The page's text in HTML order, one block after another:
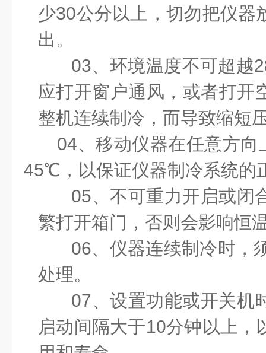
少30公分以上 ，切勿把仪器
出。
03、 环境温度不可超越
应打开窗户通风，或者打开
整机连续制冷，而导致缩短
04、移动仪器在任意方
45℃，以保证仪器制冷系统的
05、不可重力开启或闭
繁打开箱门，否则会影响恒
06、仪器连续制冷时，
处理。
07、设置功能或开关机
启动间隔大于10分钟以上，